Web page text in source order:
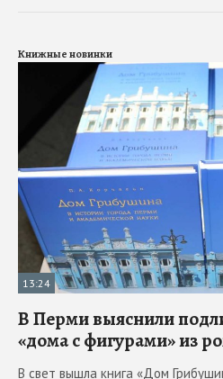
Книжные новинки
13:24
В Перми выяснили
«дома с фигурами» из
В свет вышла книга «Дом